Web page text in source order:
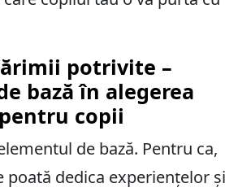
potrivite –
bază în alegerea
copii
de bază. Pentru ca,
poată dedica experiențelor și